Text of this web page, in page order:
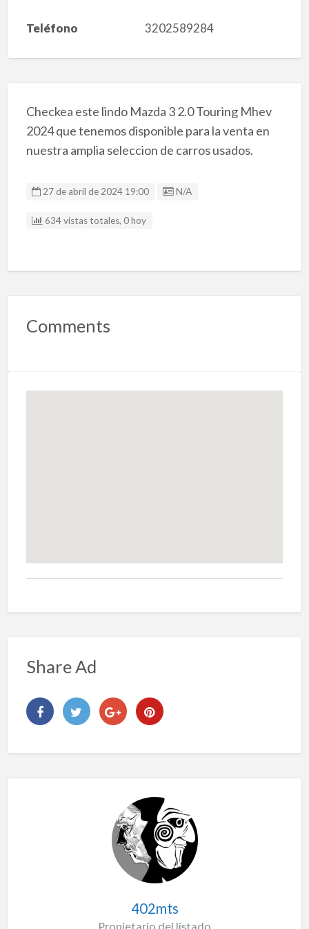
Teléfono 3202589284
Checkea este lindo Mazda 3 2.0 Touring Mhev
2024 que tenemos disponible para la venta en
nuestra amplia seleccion de carros usados.
27 de abril de 2024 19:00 Listing ID
N/A
634 vistas totales, 0 hoy
Comments
Share Ad
402mts
Propietario del listado